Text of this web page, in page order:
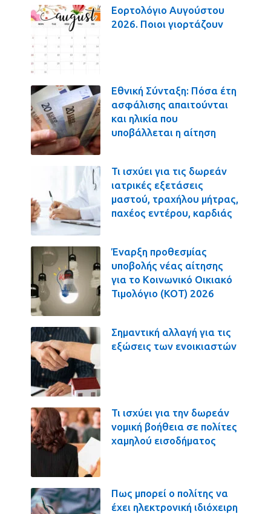
Εορτολόγιο Αυγούστου
2026. Ποιοι γιορτάζουν
Εθνική Σύνταξη: Πόσα έτη
ασφάλισης απαιτούνται
και ηλικία που
υποβάλλεται η αίτηση
Τι ισχύει για τις δωρεάν
ιατρικές εξετάσεις
μαστού, τραχήλου μήτρας,
παχέος εντέρου, καρδιάς
Έναρξη προθεσμίας
υποβολής νέας αίτησης
για το Κοινωνικό Οικιακό
Τιμολόγιο (ΚΟΤ) 2026
Σημαντική αλλαγή για τις
εξώσεις των ενοικιαστών
Τι ισχύει για την δωρεάν
νομική βοήθεια σε πολίτες
χαμηλού εισοδήματος
Πως μπορεί ο πολίτης να
έχει ηλεκτρονική ιδιόχειρη